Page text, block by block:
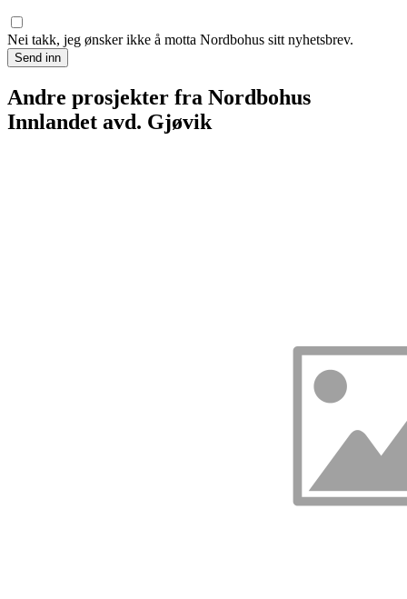
Nei takk, jeg ønsker ikke å motta Nordbohus sitt nyhetsbrev.
Send inn
Andre prosjekter fra Nordbohus
Innlandet avd. Gjøvik